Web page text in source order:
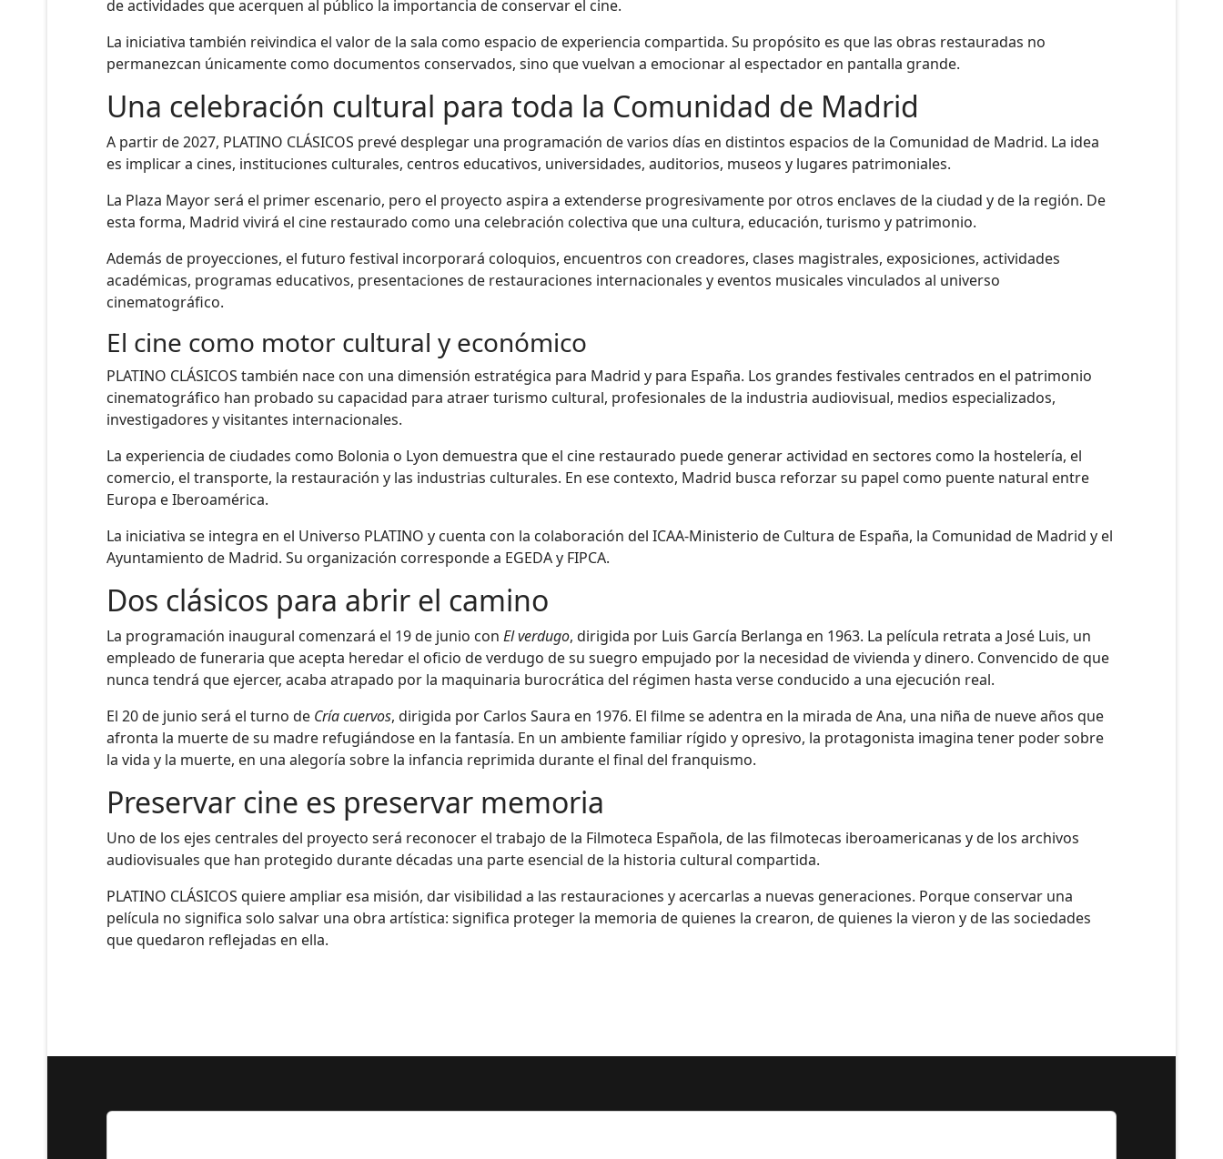
de actividades que acerquen al público la importancia de conservar el cine.
La iniciativa también reivindica el valor de la sala como espacio de experiencia compartida. Su propósito es que las obras restauradas no
permanezcan únicamente como documentos conservados, sino que vuelvan a emocionar al espectador en pantalla grande.
Una celebración cultural para toda la Comunidad de Madrid
A partir de 2027, PLATINO CLÁSICOS prevé desplegar una programación de varios días en distintos espacios de la Comunidad de Madrid. La idea
es implicar a cines, instituciones culturales, centros educativos, universidades, auditorios, museos y lugares patrimoniales.
La Plaza Mayor será el primer escenario, pero el proyecto aspira a extenderse progresivamente por otros enclaves de la ciudad y de la región. De
esta forma, Madrid vivirá el cine restaurado como una celebración colectiva que una cultura, educación, turismo y patrimonio.
Además de proyecciones, el futuro festival incorporará coloquios, encuentros con creadores, clases magistrales, exposiciones, actividades
académicas, programas educativos, presentaciones de restauraciones internacionales y eventos musicales vinculados al universo
cinematográfico.
El cine como motor cultural y económico
PLATINO CLÁSICOS también nace con una dimensión estratégica para Madrid y para España. Los grandes festivales centrados en el patrimonio
cinematográfico han probado su capacidad para atraer turismo cultural, profesionales de la industria audiovisual, medios especializados,
investigadores y visitantes internacionales.
La experiencia de ciudades como Bolonia o Lyon demuestra que el cine restaurado puede generar actividad en sectores como la hostelería, el
comercio, el transporte, la restauración y las industrias culturales. En ese contexto, Madrid busca reforzar su papel como puente natural entre
Europa e Iberoamérica.
La iniciativa se integra en el Universo PLATINO y cuenta con la colaboración del ICAA-Ministerio de Cultura de España, la Comunidad de Madrid y el
Ayuntamiento de Madrid. Su organización corresponde a EGEDA y FIPCA.
Dos clásicos para abrir el camino
La programación inaugural comenzará el 19 de junio con El verdugo, dirigida por Luis García Berlanga en 1963. La película retrata a José Luis, un
empleado de funeraria que acepta heredar el oficio de verdugo de su suegro empujado por la necesidad de vivienda y dinero. Convencido de que
nunca tendrá que ejercer, acaba atrapado por la maquinaria burocrática del régimen hasta verse conducido a una ejecución real.
El 20 de junio será el turno de Cría cuervos, dirigida por Carlos Saura en 1976. El filme se adentra en la mirada de Ana, una niña de nueve años que
afronta la muerte de su madre refugiándose en la fantasía. En un ambiente familiar rígido y opresivo, la protagonista imagina tener poder sobre
la vida y la muerte, en una alegoría sobre la infancia reprimida durante el final del franquismo.
Preservar cine es preservar memoria
Uno de los ejes centrales del proyecto será reconocer el trabajo de la Filmoteca Española, de las filmotecas iberoamericanas y de los archivos
audiovisuales que han protegido durante décadas una parte esencial de la historia cultural compartida.
PLATINO CLÁSICOS quiere ampliar esa misión, dar visibilidad a las restauraciones y acercarlas a nuevas generaciones. Porque conservar una
película no significa solo salvar una obra artística: significa proteger la memoria de quienes la crearon, de quienes la vieron y de las sociedades
que quedaron reflejadas en ella.